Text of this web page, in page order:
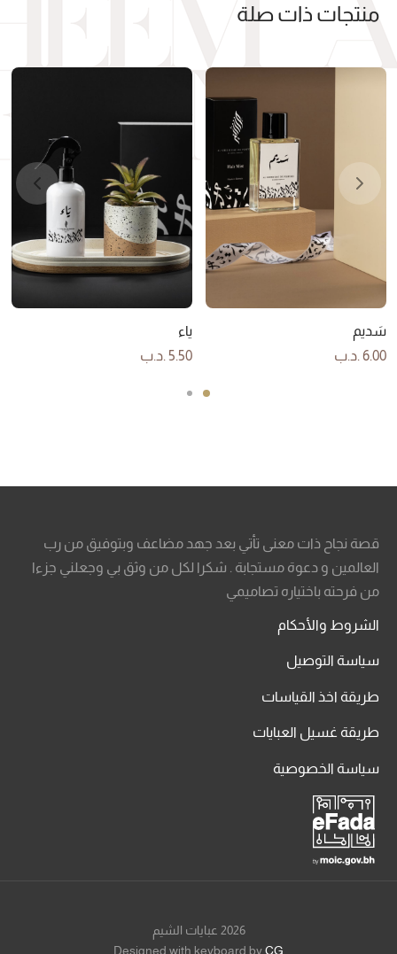
منتجات ذات صلة
سَديم
6.00 .د.ب
ياء
5.50 .د.ب
قصة نجاح ذات معنى تأتي بعد جهد مضاعف وبتوفيق من رب
العالمين و دعوة مستجابة . شكرا لكل من وثق بي وجعلني جزءا
من فرحته باختياره تصاميمي
الشروط والأحكام
سياسة التوصيل
طريقة اخذ القياسات
طريقة غسيل العبايات
سياسة الخصوصية
2026 عبايات الشيم
Designed with keyboard byCG